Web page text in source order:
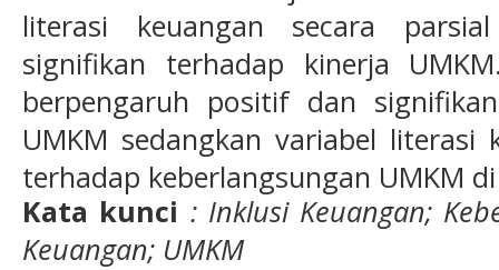
literasi keuangan secara
signifikan terhadap kinerja
berpengaruh positif dan
UMKM sedangkan variabel literasi
terhadap keberlangsungan UMKM
Kata kunci : Inklusi Keuangan;
Keuangan; UMKM